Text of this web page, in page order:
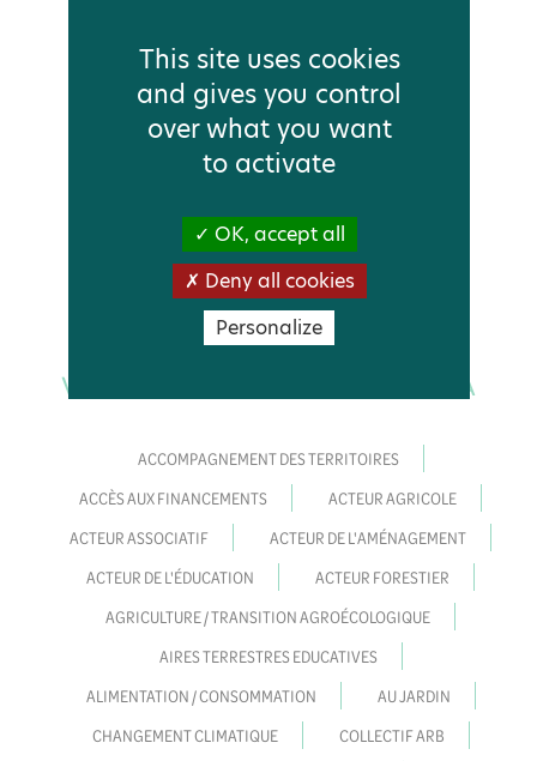
"Inventaire" et "Atlas de la biodiversité
communale", deux outils pour un même objectif :
mieux connaître la biodiversité de son territoire
afin d'agir pour sa préservation.
VOIR TOUS LES CONTENUS LIÉS À
ACCOMPAGNEMENT DES TERRITOIRES
ACCÈS AUX FINANCEMENTS
ACTEUR AGRICOLE
ACTEUR ASSOCIATIF
ACTEUR DE L'AMÉNAGEMENT
ACTEUR DE L'ÉDUCATION
ACTEUR FORESTIER
AGRICULTURE / TRANSITION AGROÉCOLOGIQUE
AIRES TERRESTRES EDUCATIVES
ALIMENTATION / CONSOMMATION
AU JARDIN
CHANGEMENT CLIMATIQUE
COLLECTIF ARB
This site uses cookies
and gives you control
over what you want
to activate
OK, accept all
Deny all cookies
Personalize